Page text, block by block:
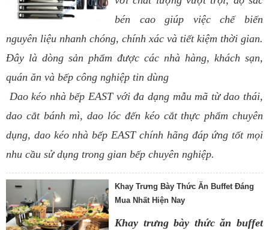
bén cao giúp việc chế biến
nguyên liệu nhanh chóng, chính xác và tiết kiệm thời gian.
Đây là dòng sản phẩm được các nhà hàng, khách sạn,
quán ăn và bếp công nghiệp tin dùng
Dao kéo nhà bếp EAST với đa dạng mẫu mã từ dao thái,
dao cắt bánh mì, dao lóc đến kéo cắt thực phẩm chuyên
dụng, dao kéo nhà bếp EAST chính hãng đáp ứng tốt mọi
nhu cầu sử dụng trong gian bếp chuyên nghiệp.
Khay Trưng Bày Thức Ăn Buffet Đáng
Mua Nhất Hiện Nay
Khay trưng bày thức ăn buffet